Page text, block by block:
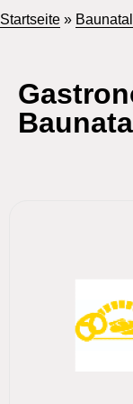
Startseite »